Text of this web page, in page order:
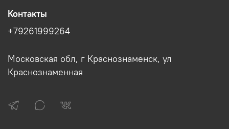
Контакты
+79261999264
Московская обл, г Краснознаменск, ул
Краснознаменная